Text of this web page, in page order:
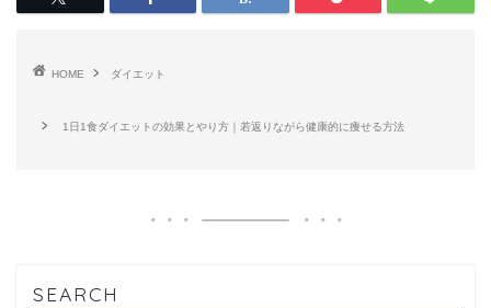
HOME ダイエット
1日1食ダイエットの効果とやり方｜若返りながら健康的に痩せる方法
SEARCH